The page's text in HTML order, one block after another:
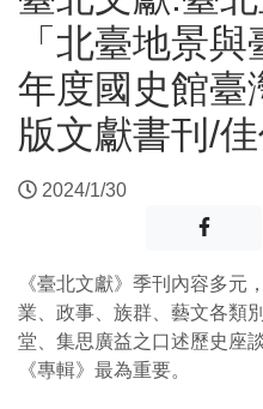
「北臺地景
年度國史館臺
版文獻書刊/
2024/1/30
分享至
《臺北文獻》季刊內容多元
業、政事、族群、藝文各類
堂、集思廣益之口述歷史座
《專輯》最為重要。